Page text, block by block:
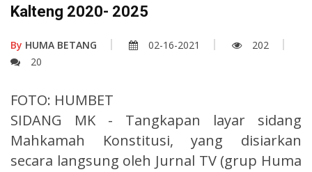
Kalteng 2020- 2025
By HUMA BETANG 02-16-2021
202
20
FOTO: HUMBET
SIDANG MK - Tangkapan layar sidang
Mahkamah Konstitusi, yang disiarkan
secara langsung oleh Jurnal TV (grup Huma